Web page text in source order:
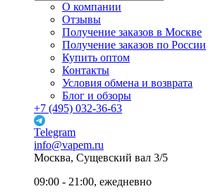
О компании
Отзывы
Получение заказов в Москве
Получение заказов по России
Купить оптом
Контакты
Условия обмена и возврата
Блог и обзоры
+7 (495) 032-36-63
Telegram
info@vapem.ru
Москва, Сущевский вал 3/5
09:00 - 21:00, ежедневно